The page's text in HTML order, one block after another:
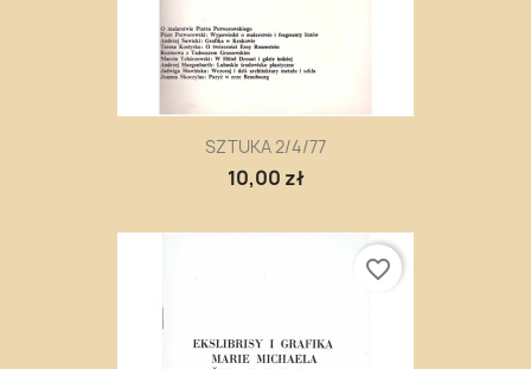
SZTUKA 2/4/77
10,00 zł
favorite_border